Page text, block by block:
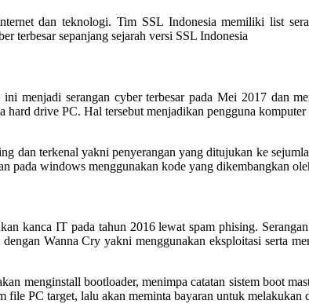
dan teknologi. Tim SSL Indonesia memiliki list
terbesar sepanjang sejarah versi SSL Indonesia
ini menjadi serangan cyber terbesar pada Mei 2017 dan
drive PC. Hal tersebut menjadikan pengguna
dan terkenal yakni penyerangan yang ditujukan ke
pada windows menggunakan kode yang dikembangkan
kanca IT pada tahun 2016 lewat spam phising.
Wanna Cry yakni menggunakan eksploitasi serta
menginstall bootloader, menimpa catatan sistem boot
file PC target, lalu akan meminta bayaran untuk melakukan